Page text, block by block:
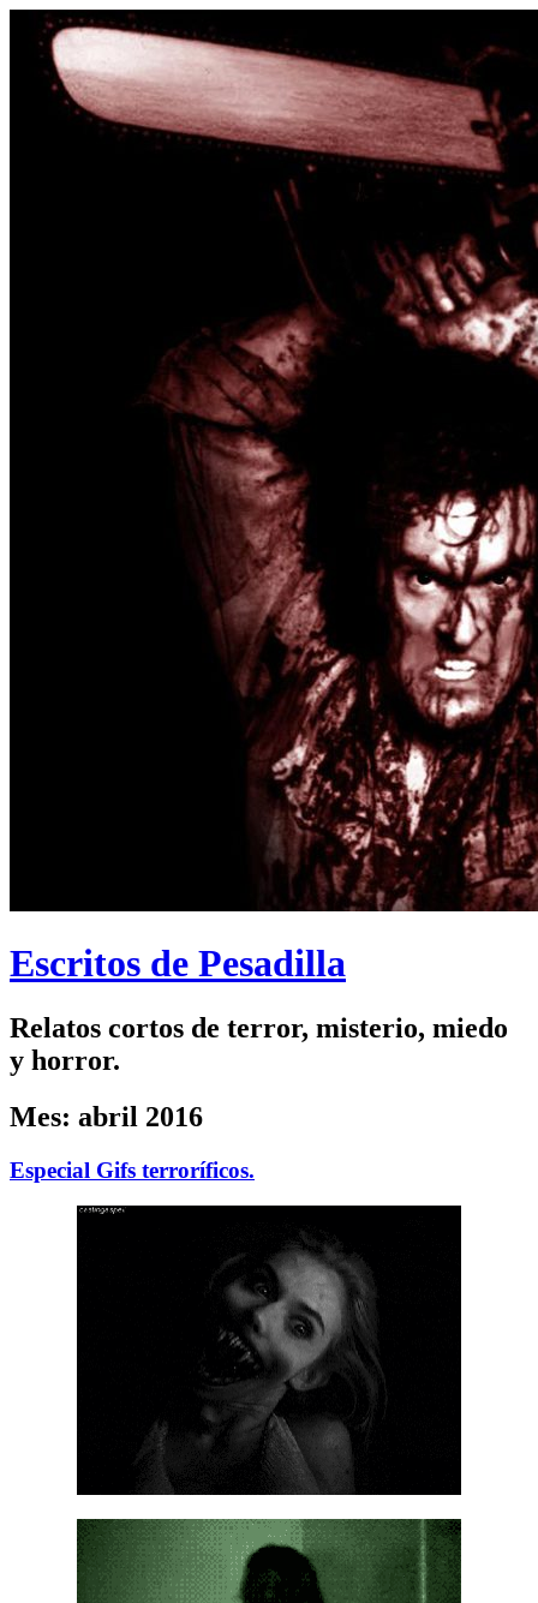
Escritos de Pesadilla
Relatos cortos de terror, misterio, miedo
y horror.
Mes: abril 2016
Especial Gifs terroríficos.